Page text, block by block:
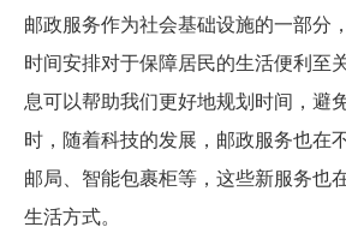
邮政服务作为社会基础设施的一部分
时间安排对于保障居民的生活便利至
息可以帮助我们更好地规划时间，避
时，随着科技的发展，邮政服务也在
邮局、智能包裹柜等，这些新服务也
生活方式。